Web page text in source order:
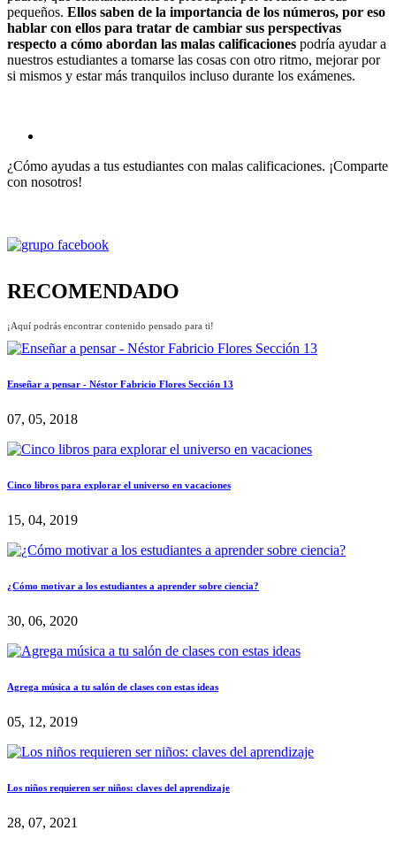
pequeños. Ellos saben de la importancia de los números, por eso
hablar con ellos para tratar de cambiar sus perspectivas
respecto a cómo abordan las malas calificaciones podría ayudar a
nuestros estudiantes a tomarse las cosas con otro ritmo, mejorar por
si mismos y estar más tranquilos incluso durante los exámenes.
¿Cómo ayudas a tus estudiantes con malas calificaciones. ¡Comparte
con nosotros!
RECOMENDADO
¡Aquí podrás encontrar contenido pensado para ti!
Enseñar a pensar - Néstor Fabricio Flores Sección 13
07, 05, 2018
Cinco libros para explorar el universo en vacaciones
15, 04, 2019
¿Cómo motivar a los estudiantes a aprender sobre ciencia?
30, 06, 2020
Agrega música a tu salón de clases con estas ideas
05, 12, 2019
Los niños requieren ser niños: claves del aprendizaje
28, 07, 2021